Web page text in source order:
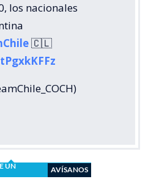
los nacionales
🇨🇱
UN
AVÍSANOS